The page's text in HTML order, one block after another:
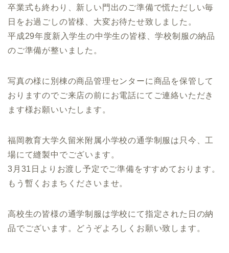
卒業式も終わり、新しい門出のご準備で慌ただしい毎
日をお過ごしの皆様、大変お待たせ致しました。
平成29年度新入学生の中学生の皆様、学校制服の納品
のご準備が整いました。
写真の様に別棟の商品管理センターに商品を保管して
おりますのでご来店の前にお電話にてご連絡いただき
ます様お願いいたします。
福岡教育大学久留米附属小学校の通学制服は只今、工
場にて縫製中でございます。
3月31日よりお渡し予定でご準備をすすめております。
もう暫くおまちくださいませ。
高校生の皆様の通学制服は学校にて指定された日の納
品でございます。どうぞよろしくお願い致します。